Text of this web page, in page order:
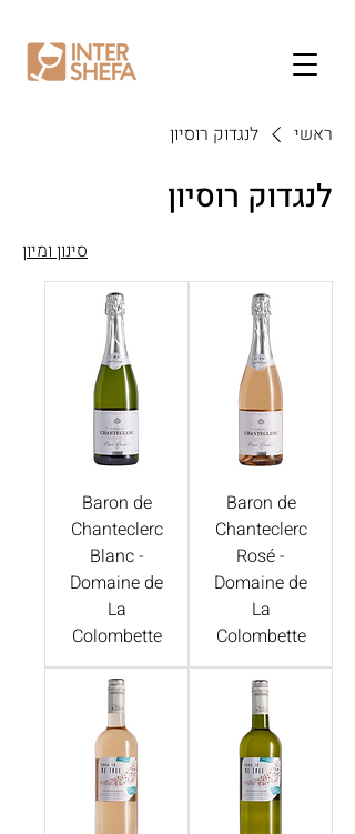
ראשי לנגדוק רוסיון
לנגדוק רוסיון
סינון ומיון
Baron de
Chanteclerc
Rosé -
Domaine de
La
Colombette
Baron de
Chanteclerc
Blanc -
Domaine de
La
Colombette